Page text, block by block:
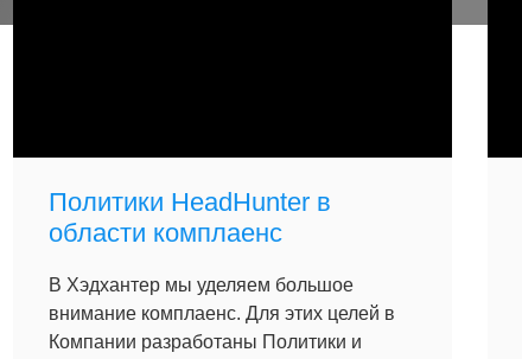
Политики HeadHunter в
области комплаенс
В Хэдхантер мы уделяем большое
внимание комплаенс. Для этих целей в
Компании разработаны Политики и